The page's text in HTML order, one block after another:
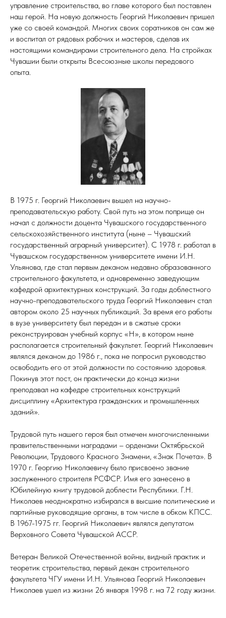
управление строительства, во главе которого был поставлен
наш герой. На новую должность Георгий Николаевич пришел
уже со своей командой. Многих своих соратников он сам же
и воспитал от рядовых рабочих и мастеров, сделав их
настоящими командирами строительного дела. На стройках
Чувашии были открыты Всесоюзные школы передового
опыта.
В 1975 г. Георгий Николаевич вышел на научно-
преподавательскую работу. Свой путь на этом поприще он
начал с должности доцента Чувашского государственного
сельскохозяйственного института (ныне – Чувашский
государственный аграрный университет). С 1978 г. работал в
Чувашском государственном университете имени И.Н.
Ульянова, где стал первым деканом недавно образованного
строительного факультета, и одновременно заведующим
кафедрой архитектурных конструкций. За годы доблестного
научно-преподавательского труда Георгий Николаевич стал
автором около 25 научных публикаций. За время его работы
в вузе университету был передан и в сжатые сроки
реконструирован учебный корпус «Н», в котором ныне
располагается строительный факультет. Георгий Николаевич
являлся деканом до 1986 г., пока не попросил руководство
освободить его от этой должности по состоянию здоровья.
Покинув этот пост, он практически до конца жизни
преподавал на кафедре строительных конструкций
дисциплину «Архитектура гражданских и промышленных
зданий».
Трудовой путь нашего героя был отмечен многочисленными
правительственными наградами – орденами Октябрьской
Революции, Трудового Красного Знамени, «Знак Почета». В
1970 г. Георгию Николаевичу было присвоено звание
заслуженного строителя РСФСР. Имя его занесено в
Юбилейную книгу трудовой доблести Республики. Г.Н.
Николаев неоднократно избирался в высшие политические и
партийные руководящие органы, в том числе в обком КПСС.
В 1967-1975 гг. Георгий Николаевич являлся депутатом
Верховного Совета Чувашской АССР.
Ветеран Великой Отечественной войны, видный практик и
теоретик строительства, первый декан строительного
факультета ЧГУ имени И.Н. Ульянова Георгий Николаевич
Николаев ушел из жизни 26 января 1998 г. на 72 году жизни.